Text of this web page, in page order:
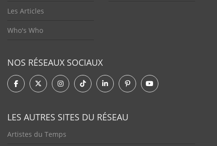
Les Articles
Who's Who
NOS RÉSEAUX SOCIAUX
LES AUTRES SITES DU RÉSEAU
Artistes du Temps